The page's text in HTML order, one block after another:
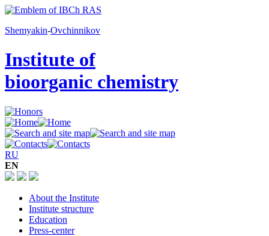
Shemyakin-Ovchinnikov
Institute of
bioorganic chemistry
RU
EN
About the Institute
Institute structure
Education
Press-center